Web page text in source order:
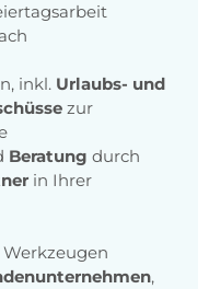
inkl. Urlaubs- und
zur
Beratung durch
in Ihrer
,